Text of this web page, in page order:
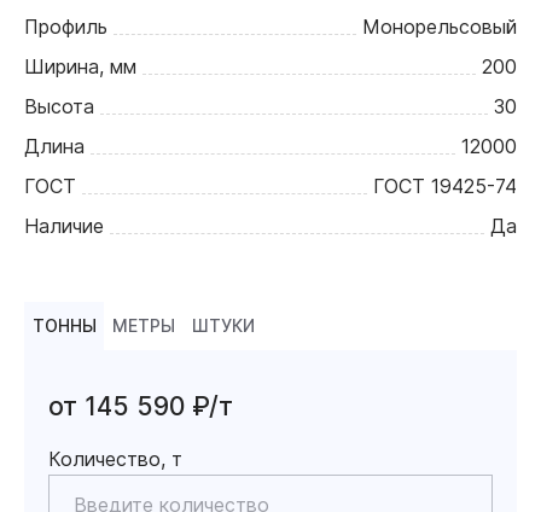
Профиль
Монорельсовый
Ширина, мм
200
Высота
30
Длина
12000
ГОСТ
ГОСТ 19425-74
Наличие
Да
ТОННЫ МЕТРЫ ШТУКИ
от 145 590 ₽/т
Количество, т